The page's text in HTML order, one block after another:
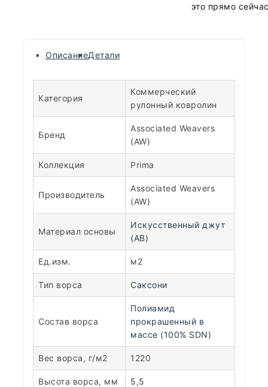
это прямо
ОписаниеДетали
Категория
Коммерческий
рулонный ковролин
Бренд
Associated Weavers
(AW)
Коллекция Prima
Производитель
Associated Weavers
(AW)
Материал основы
Искусственный джут
(AB)
Ед.изм. м2
Тип ворса Саксони
Состав ворса
Полиамид
прокрашенный в
массе (100% SDN)
Вес ворса, г/м2 1220
Высота ворса, мм 5,5